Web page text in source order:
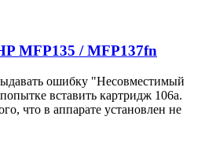
MFP135 / MFP137fn
ошибку "Несовместимый
вставить картридж 106a.
что в аппарате установлен не